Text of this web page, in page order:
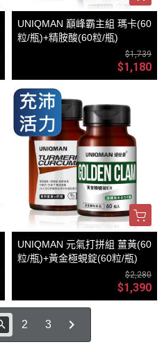
UNIQMAN 巔峰霸主組 瑪卡(60
粒/瓶)+精胺酸(60粒/瓶)
$1,739
$1,180
UNIQMAN 元氣打拼組 薑黃(60
粒/瓶)+黃金極蜆錠(60粒/瓶)
$2,280
$1,390
2 3